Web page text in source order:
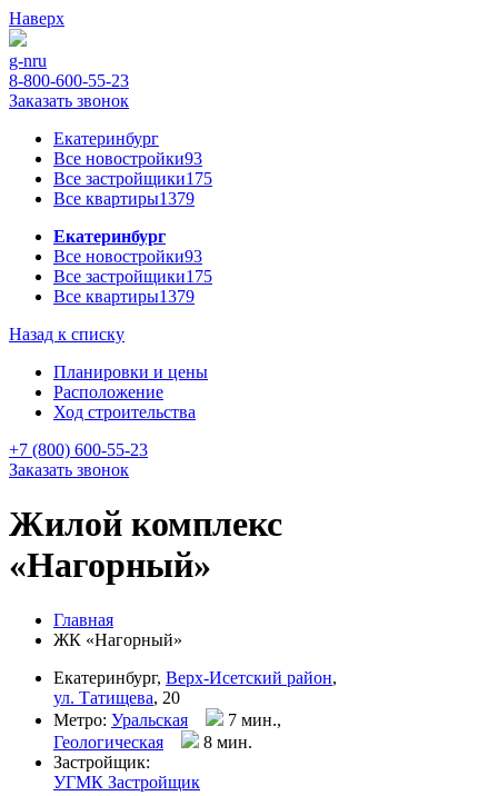
Наверх
g-nru
8-800-600-55-23
Заказать звонок
Екатеринбург
Все новостройки93
Все застройщики175
Все квартиры1379
Екатеринбург
Все новостройки93
Все застройщики175
Все квартиры1379
Назад к списку
Планировки и цены
Расположение
Ход строительства
+7 (800) 600-55-23
Заказать звонок
Жилой комплекс
«Нагорный»
Главная
ЖК «Нагорный»
Екатеринбург, Верх-Исетский район,
ул. Татищева, 20
Метро: Уральская
7 мин.,
Геологическая
8 мин.
Застройщик:
УГМК Застройщик